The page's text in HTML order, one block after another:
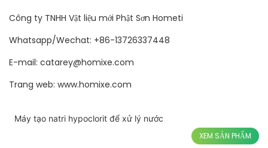
Công ty TNHH Vật liệu mới Phật Sơn Hometi
Whatsapp/Wechat: +86-13726337448
E-mail: catarey@homixe.com
Trang web: www.homixe.com
Máy tạo natri hypoclorit để xử lý nước
XEM SẢN PHẨM